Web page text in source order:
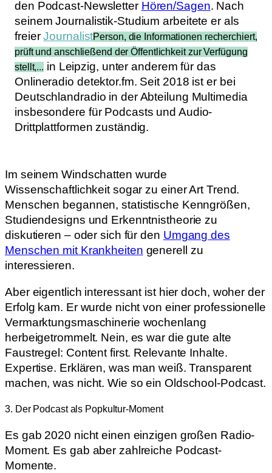
den Podcast-Newsletter Hören/Sagen. Nach
seinem Journalistik-Studium arbeitete er als
freierJournalistPerson, die Informationen recherchiert,
prüft und anschließend der Öffentlichkeit zur Verfügung
stellt,... in Leipzig, unter anderem für das
Onlineradio detektor.fm. Seit 2018 ist er bei
Deutschlandradio in der Abteilung Multimedia
insbesondere für Podcasts und Audio-
Drittplattformen zuständig.
Im seinem Windschatten wurde
Wissenschaftlichkeit sogar zu einer Art Trend.
Menschen begannen, statistische Kenngrößen,
Studiendesigns und Erkenntnistheorie zu
diskutieren – oder sich für den Umgang des
Menschen mit Krankheiten generell zu
interessieren.
Aber eigentlich interessant ist hier doch, woher der
Erfolg kam. Er wurde nicht von einer professionelle
Vermarktungsmaschinerie wochenlang
herbeigetrommelt. Nein, es war die gute alte
Faustregel: Content first. Relevante Inhalte.
Expertise. Erklären, was man weiß. Transparent
machen, was nicht. Wie so ein Oldschool-Podcast.
3. Der Podcast als Popkultur-Moment
Es gab 2020 nicht einen einzigen großen Radio-
Moment. Es gab aber zahlreiche Podcast-
Momente.